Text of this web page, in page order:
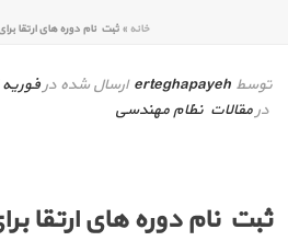
خانه » ثبت نام دوره های ارتقا برای
توسط erteghapayehارسال شده درفوریه 17,
درمقالات نظام مهندسی
ثبت نام دوره های ارتقا برای